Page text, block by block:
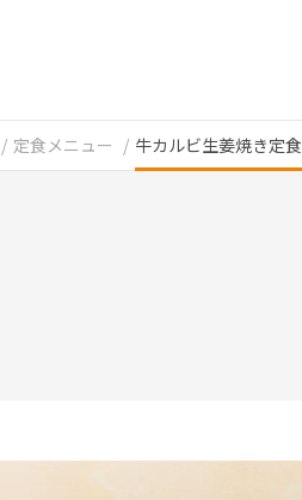
定食メニュー 牛カルビ生姜焼き定食